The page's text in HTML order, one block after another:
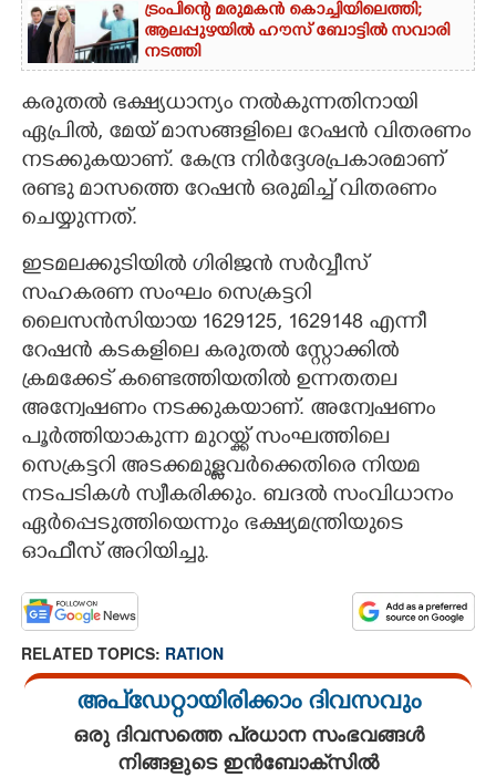
CARTOONS
LITERATURE
ZOOM
CONTACT US
ട്രംപിന്റെ മരുമകൻ കൊച്ചിയിലെത്തി;
ആലപ്പുഴയിൽ ഹൗസ് ബോട്ടിൽ സവാരി
നടത്തി
കരുതൽ ഭക്ഷ്യധാന്യം നൽകുന്നതിനായി
ഏപ്രിൽ, മേയ് മാസങ്ങളിലെ റേഷൻ വിതരണം
നടക്കുകയാണ്. കേന്ദ്ര നിർദ്ദേശപ്രകാരമാണ്
രണ്ടു മാസത്തെ റേഷൻ ഒരുമിച്ച് വിതരണം
ചെയ്യുന്നത്.
ഇടമലക്കുടിയിൽ ഗിരിജൻ സർവ്വീസ്
സഹകരണ സംഘം സെക്രട്ടറി
ലൈസൻസിയായ 1629125, 1629148 എന്നീ
റേഷൻ കടകളിലെ കരുതൽ സ്റ്റോക്കിൽ
ക്രമക്കേട് കണ്ടെത്തിയതിൽ ഉന്നതതല
അന്വേഷണം നടക്കുകയാണ്. അന്വേഷണം
പൂർത്തിയാകുന്ന മുറയ്ക്ക് സംഘത്തിലെ
സെക്രട്ടറി അടക്കമുള്ളവർക്കെതിരെ നിയമ
നടപടികൾ സ്വീകരിക്കും. ബദൽ സംവിധാനം
ഏർപ്പെടുത്തിയെന്നും ഭക്ഷ്യമന്ത്രിയുടെ
ഓഫീസ് അറിയിച്ചു.
RELATED TOPICS: RATION
അപ്ഡേറ്റായിരിക്കാം ദിവസവും
ഒരു ദിവസത്തെ പ്രധാന സംഭവങ്ങൾ
നിങ്ങളുടെ ഇൻബോക്സിൽ